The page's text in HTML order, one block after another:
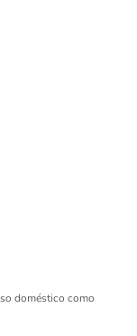
doméstico como